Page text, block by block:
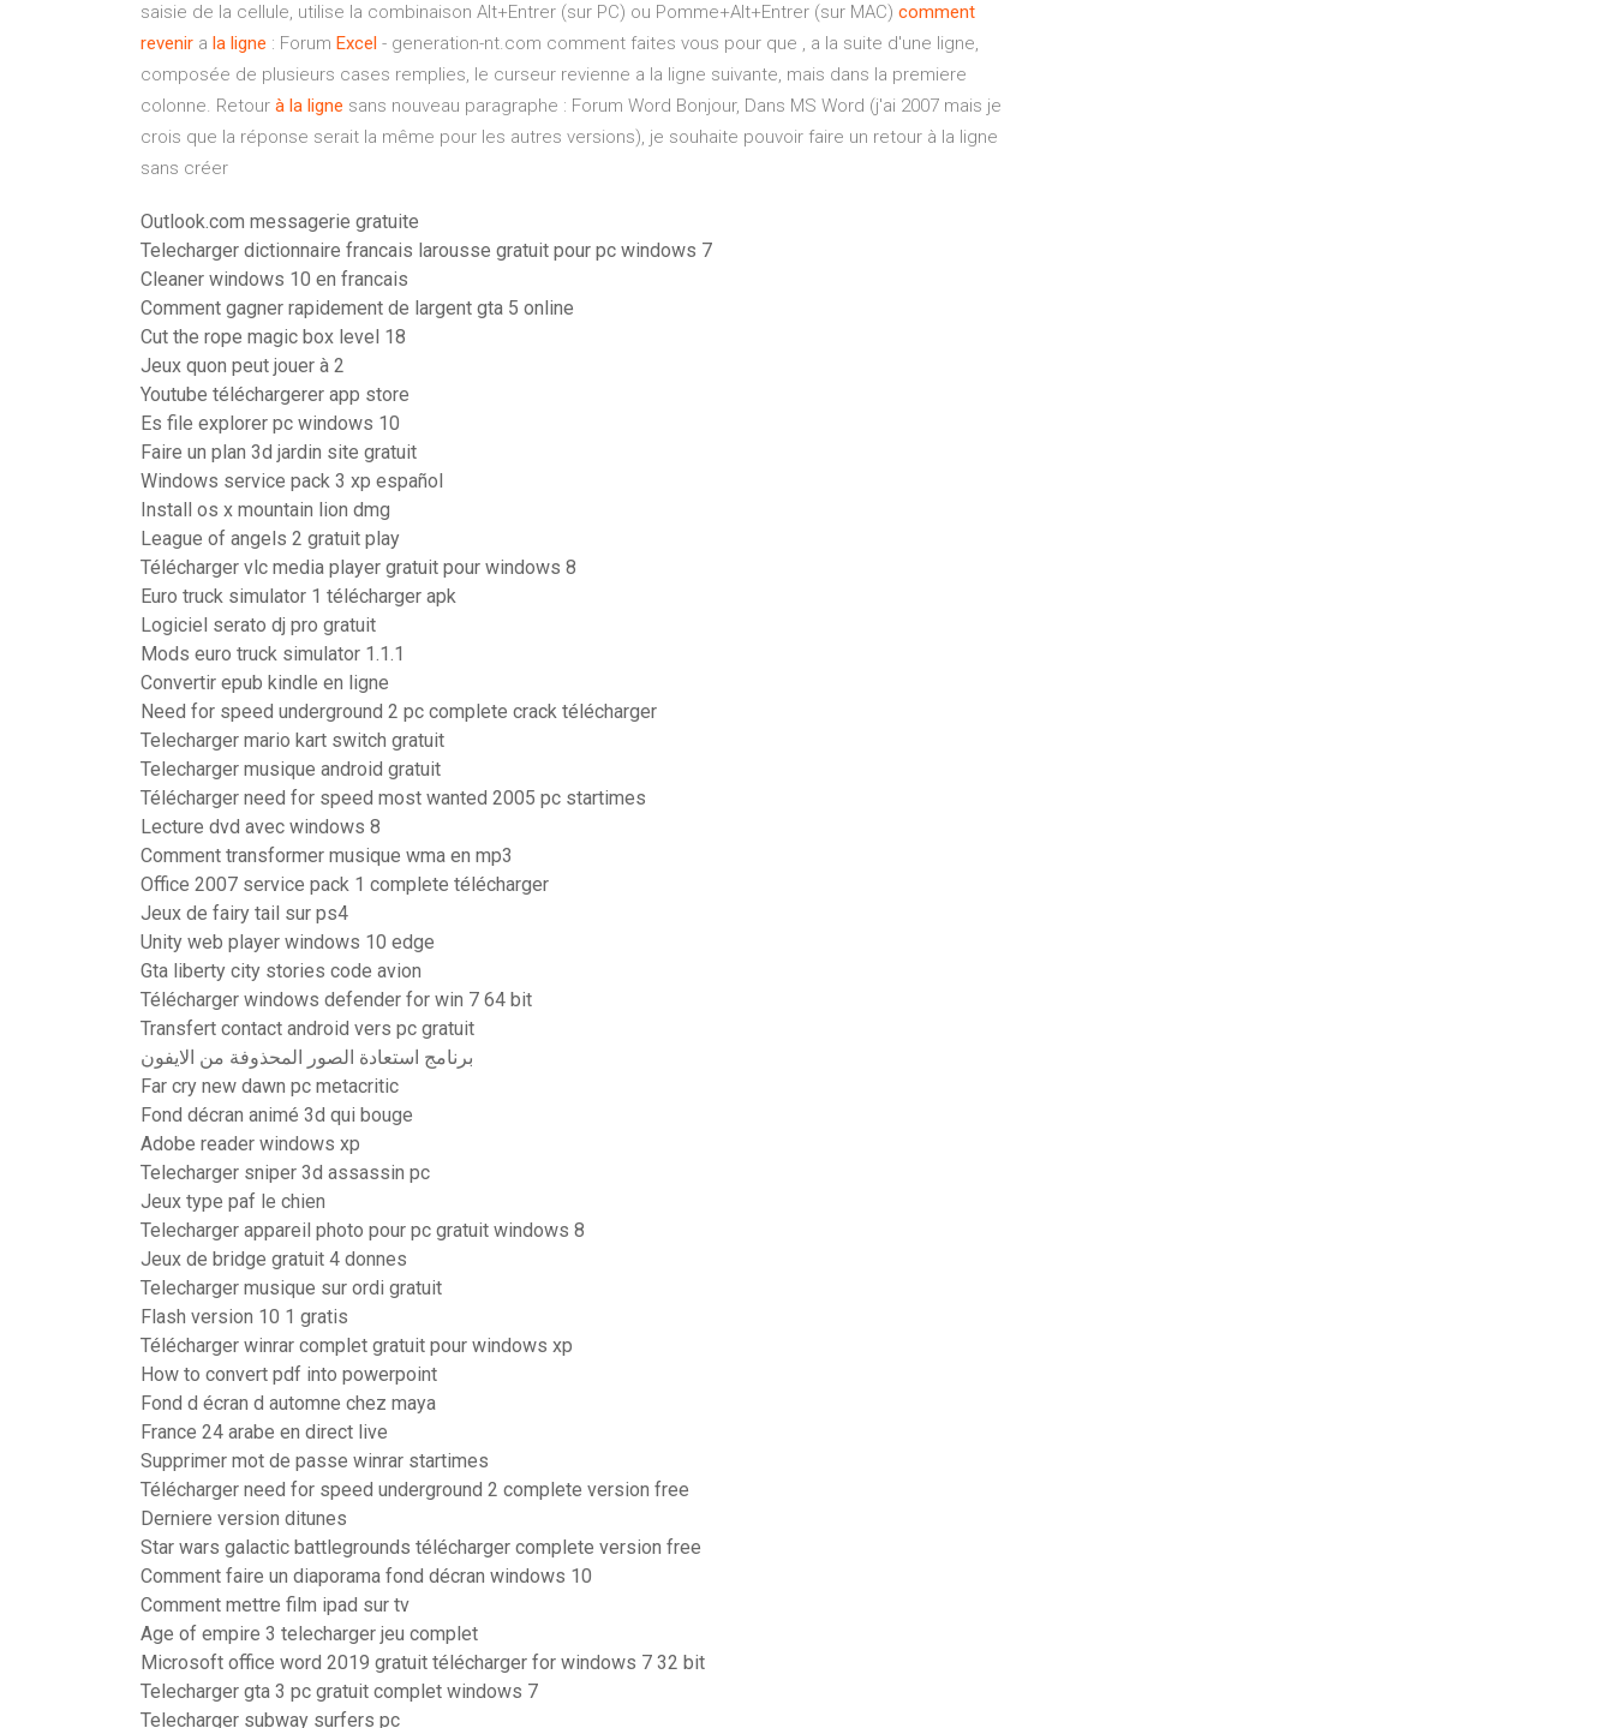
saisie de la cellule, utilise la combinaison Alt+Entrer (sur PC) ou Pomme+Alt+Entrer (sur MAC) comment
revenir a la ligne : Forum Excel - generation-nt.com comment faites vous pour que , a la suite d'une ligne,
composée de plusieurs cases remplies, le curseur revienne a la ligne suivante, mais dans la premiere
colonne. Retour à la ligne sans nouveau paragraphe : Forum Word Bonjour, Dans MS Word (j'ai 2007 mais je
crois que la réponse serait la même pour les autres versions), je souhaite pouvoir faire un retour à la ligne
sans créer
Outlook.com messagerie gratuite
Telecharger dictionnaire francais larousse gratuit pour pc windows 7
Cleaner windows 10 en francais
Comment gagner rapidement de largent gta 5 online
Cut the rope magic box level 18
Jeux quon peut jouer à 2
Youtube téléchargerer app store
Es file explorer pc windows 10
Faire un plan 3d jardin site gratuit
Windows service pack 3 xp español
Install os x mountain lion dmg
League of angels 2 gratuit play
Télécharger vlc media player gratuit pour windows 8
Euro truck simulator 1 télécharger apk
Logiciel serato dj pro gratuit
Mods euro truck simulator 1.1.1
Convertir epub kindle en ligne
Need for speed underground 2 pc complete crack télécharger
Telecharger mario kart switch gratuit
Telecharger musique android gratuit
Télécharger need for speed most wanted 2005 pc startimes
Lecture dvd avec windows 8
Comment transformer musique wma en mp3
Office 2007 service pack 1 complete télécharger
Jeux de fairy tail sur ps4
Unity web player windows 10 edge
Gta liberty city stories code avion
Télécharger windows defender for win 7 64 bit
Transfert contact android vers pc gratuit
برنامج استعادة الصور المحذوفة من الايفون
Far cry new dawn pc metacritic
Fond décran animé 3d qui bouge
Adobe reader windows xp
Telecharger sniper 3d assassin pc
Jeux type paf le chien
Telecharger appareil photo pour pc gratuit windows 8
Jeux de bridge gratuit 4 donnes
Telecharger musique sur ordi gratuit
Flash version 10 1 gratis
Télécharger winrar complet gratuit pour windows xp
How to convert pdf into powerpoint
Fond d écran d automne chez maya
France 24 arabe en direct live
Supprimer mot de passe winrar startimes
Télécharger need for speed underground 2 complete version free
Derniere version ditunes
Star wars galactic battlegrounds télécharger complete version free
Comment faire un diaporama fond décran windows 10
Comment mettre film ipad sur tv
Age of empire 3 telecharger jeu complet
Microsoft office word 2019 gratuit télécharger for windows 7 32 bit
Telecharger gta 3 pc gratuit complet windows 7
Telecharger subway surfers pc